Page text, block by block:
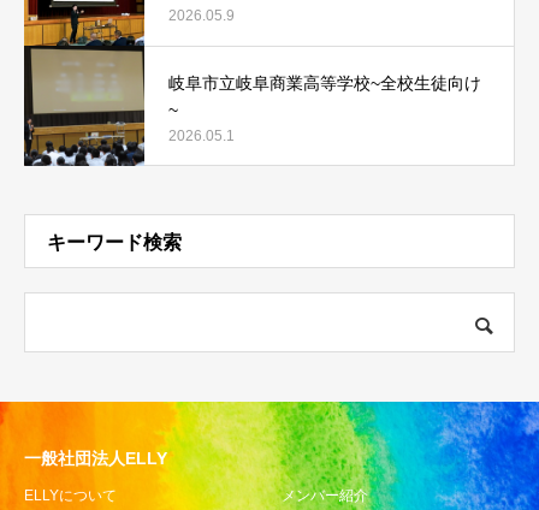
2026.05.9
岐阜市立岐阜商業高等学校~全校生徒向け
~
2026.05.1
キーワード検索
一般社団法人ELLY
ELLYについて メンバー紹介